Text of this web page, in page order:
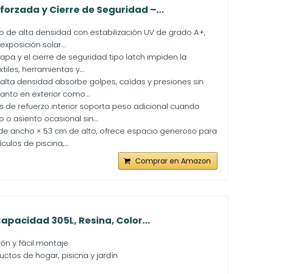
y Cierre de Seguridad –...
alta densidad con estabilización UV de grado A+,
solar...
y el cierre de seguridad tipo latch impiden la
herramientas y...
densidad absorbe golpes, caídas y presiones sin
en exterior como...
de refuerzo interior soporta peso adicional cuando
asiento ocasional sin...
ancho × 53 cm de alto, ofrece espacio generoso para
de piscina,...
Comprar en Amazon
305L, Resina, Color...
y fácil montaje
de hogar, pisicna y jardín